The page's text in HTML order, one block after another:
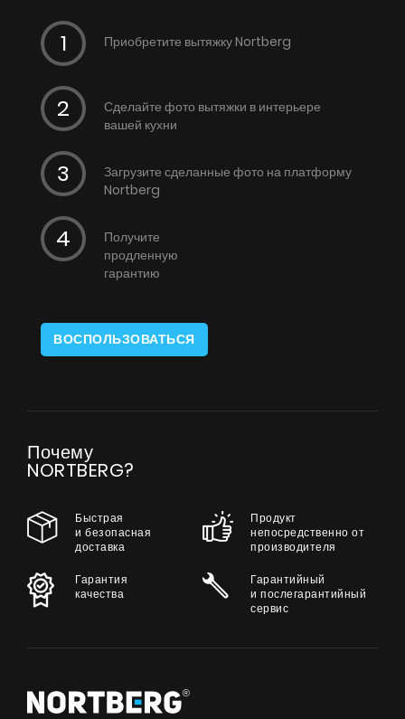
Приобретите вытяжку Nortberg
Сделайте фото вытяжки в интерьере
вашей кухни
Загрузите сделанные фото на платформу
Nortberg
Получите
продленную
гарантию
ВОСПОЛЬЗОВАТЬСЯ
Почему
NORTBERG?
Быстрая
и безопасная
доставка
Продукт
непосредственно от
производителя
Гарантия
качества
Гарантийный
и послегарантийный
сервис